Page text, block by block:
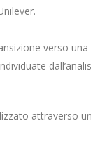
verso
attraverso